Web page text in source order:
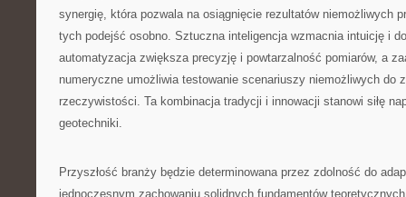
synergię, która pozwala na osiągnięcie rezultatów niemożliwych
tych podejść osobno. Sztuczna inteligencja wzmacnia intuicję i
automatyzacja zwiększa precyzję i powtarzalność pomiarów, a
numeryczne umożliwia testowanie scenariuszy niemożliwych do
rzeczywistości. Ta kombinacja tradycji i innowacji stanowi siłę
geotechniki.
Przyszłość branży będzie determinowana przez zdolność do
jednoczesnym zachowaniu solidnych fundamentów